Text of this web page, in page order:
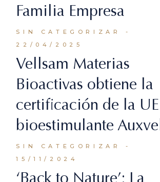
Familia Empresa
SIN CATEGORIZAR
22/04/2025
Vellsam Materias
Bioactivas obtiene la
certificación de la
bioestimulante
SIN CATEGORIZAR
15/11/2024
‘Back to Nature’: La